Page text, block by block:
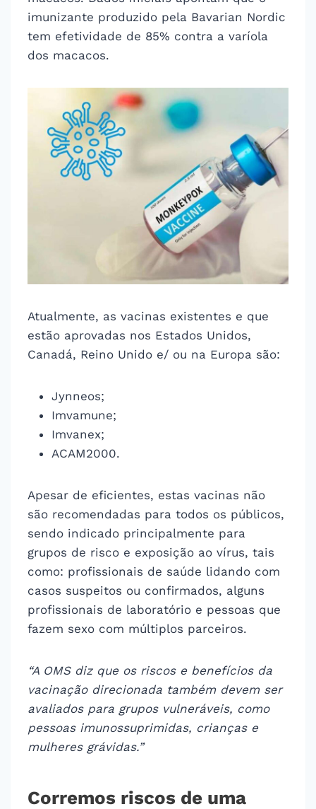
imunizante produzido pela Bavarian Nordic
tem efetividade de 85% contra a varíola
dos macacos.
Atualmente, as vacinas existentes e que
estão aprovadas nos Estados Unidos,
Canadá, Reino Unido e/ ou na Europa são:
Jynneos;
Imvamune;
Imvanex;
ACAM2000.
Apesar de eficientes, estas vacinas não
são recomendadas para todos os públicos,
sendo indicado principalmente para
grupos de risco e exposição ao vírus, tais
como: profissionais de saúde lidando com
casos suspeitos ou confirmados, alguns
profissionais de laboratório e pessoas que
fazem sexo com múltiplos parceiros.
“A OMS diz que os riscos e benefícios da
vacinação direcionada também devem ser
avaliados para grupos vulneráveis, como
pessoas imunossuprimidas, crianças e
mulheres grávidas.”
Corremos riscos de uma